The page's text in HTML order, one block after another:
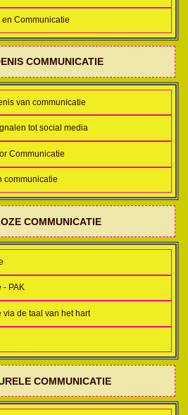
en Communicatie
COMMUNICATIE
van communicatie
tot social media
Communicatie
communicatie
COMMUNICATIE
- PAK
de taal van het hart
COMMUNICATIE